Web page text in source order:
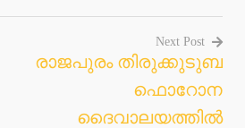
Next Post
രാജപുരം തിരുക്കുടുബ
ഫൊറോന
ദൈവാലയത്തില്‍